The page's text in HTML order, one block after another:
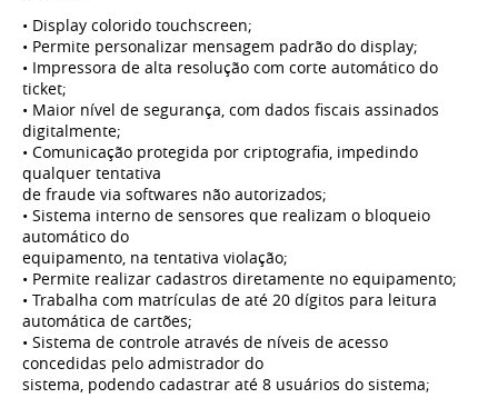
• Display colorido touchscreen;
• Permite personalizar mensagem padrão do display;
• Impressora de alta resolução com corte automático do
ticket;
• Maior nível de segurança, com dados fiscais assinados
digitalmente;
• Comunicação protegida por criptografia, impedindo
qualquer tentativa
de fraude via softwares não autorizados;
• Sistema interno de sensores que realizam o bloqueio
automático do
equipamento, na tentativa violação;
• Permite realizar cadastros diretamente no equipamento;
• Trabalha com matrículas de até 20 dígitos para leitura
automática de cartões;
• Sistema de controle através de níveis de acesso
concedidas pelo admistrador do
sistema, podendo cadastrar até 8 usuários do sistema;